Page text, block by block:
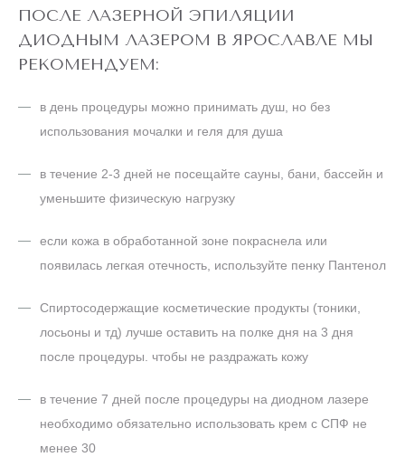
ПОСЛЕ ЛАЗЕРНОЙ ЭПИЛЯЦИИ
ДИОДНЫМ ЛАЗЕРОМ В ЯРОСЛАВЛЕ МЫ
РЕКОМЕНДУЕМ:
в день процедуры можно принимать душ, но без
использования мочалки и геля для душа
в течение 2-3 дней не посещайте сауны, бани, бассейн и
уменьшите физическую нагрузку
если кожа в обработанной зоне покраснела или
появилась легкая отечность, используйте пенку Пантенол
Спиртосодержащие косметические продукты (тоники,
лосьоны и тд) лучше оставить на полке дня на 3 дня
после процедуры. чтобы не раздражать кожу
в течение 7 дней после процедуры на диодном лазере
необходимо обязательно использовать крем с СПФ не
менее 30